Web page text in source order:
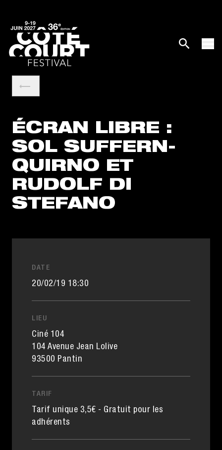
ÉCRAN LIBRE :
SOL SUFFERN-
QUIRNO ET
RUDOLF DI
STEFANO
DATE
20/02/19 18:30
LIEU
Ciné 104
104 Avenue Jean Lolive
93500 Pantin
TARIF
Tarif unique 3,5€ - Gratuit pour les
adhérents